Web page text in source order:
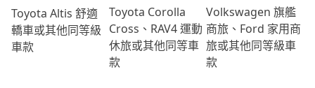
Toyota Altis 舒適
轎車或其他同等級
車款
Toyota Corolla
Cross、RAV4 運動
休旅或其他同等車
款
Volkswagen 旗艦
商旅、Ford 家用商
旅或其他同等級車
款